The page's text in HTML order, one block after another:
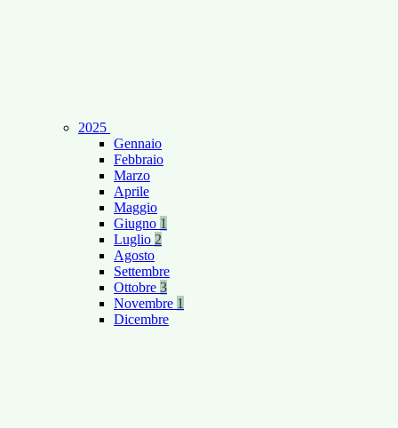
2025
Gennaio
Febbraio
Marzo
Aprile
Maggio
Giugno 1
Luglio 2
Agosto
Settembre
Ottobre 3
Novembre 1
Dicembre